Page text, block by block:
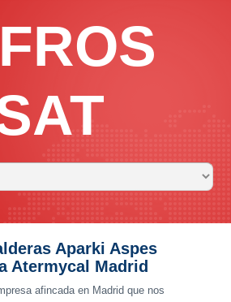
Aparki Aspes
Atermycal Madrid
afincada en Madrid que nos